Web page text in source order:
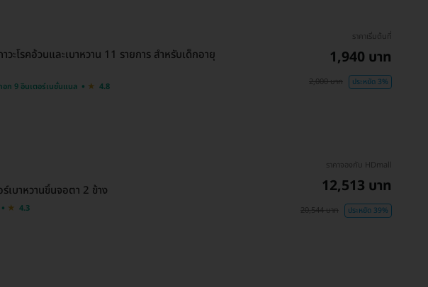
วะโรคอ้วนและเบาหวาน 11 รายการ สำหรับเด็กอายุ
อก 9 อินเตอร์เนชั่นแนล
4.8
ราคาเริ่มต้นที่
1,940 บาท
2,000 บาท ประหยัด 3%
เบาหวานขึ้นจอตา 2 ข้าง
4.3
ราคาจองกับ HDmall
12,513 บาท
20,544 บาท ประหยัด 39%